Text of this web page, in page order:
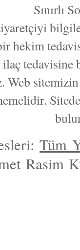
Sınırlı
hekim
Web
Tüm
Rasim